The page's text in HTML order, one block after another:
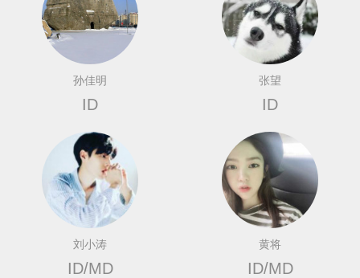
孙佳明
ID
张望
ID
刘小涛
ID/MD
黄将
ID/MD